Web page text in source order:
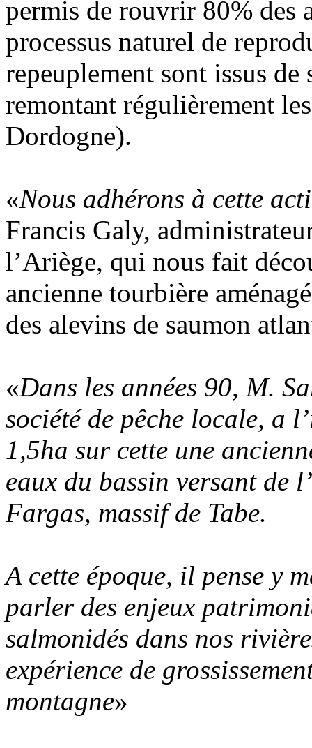
permis de rouvrir 80% des
processus naturel de
repeuplement sont issus de
remontant régulièrement
Dordogne).
«Nous adhérons à cette
Francis Galy,
l’Ariège, qui nous fait
ancienne tourbière
des alevins de saumon
«Dans les années 90, M.
société de pêche locale, a
1,5ha sur cette une
eaux du bassin versant de
Fargas, massif de Tabe.
A cette époque, il pense y
parler des enjeux
salmonidés dans nos
expérience de
montagne»